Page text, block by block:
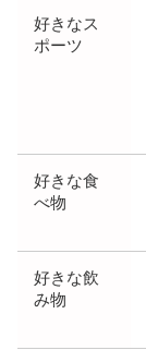
好きなス
ポーツ
好きな食
べ物
好きな飲
み物